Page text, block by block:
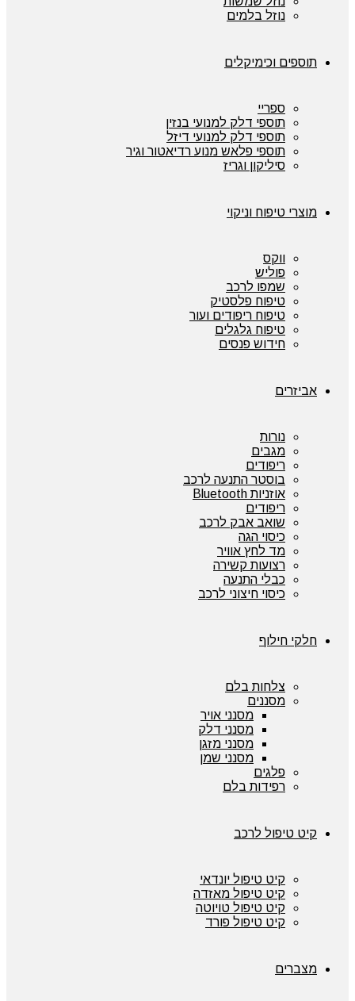
נוזל בלמים
תוספים וכימיקלים
ספריי
תוספי דלק למנועי בנזין
תוספי דלק למנועי דיזל
תוספי פלאש מנוע רדיאטור וגיר
סיליקון וגריז
מוצרי טיפוח וניקוי
ווקס
פוליש
שמפו לרכב
טיפוח פלסטיק
טיפוח ריפודים ועור
טיפוח גלגלים
חידוש פנסים
אביזרים
נורות
מגבים
ריפודים
בוסטר התנעה לרכב
אוזניות Bluetooth
ריפודים
שואב אבק לרכב
כיסוי הגה
מד לחץ אוויר
רצועות קשירה
כבלי התנעה
כיסוי חיצוני לרכב
חלקי חילוף
צלחות בלם
מסננים
מסנני אויר
מסנני דלק
מסנני מזגן
מסנני שמן
פלגים
רפידות בלם
קיט טיפול לרכב
קיט טיפול יונדאי
קיט טיפול מאזדה
קיט טיפול טויוטה
קיט טיפול פורד
מצברים